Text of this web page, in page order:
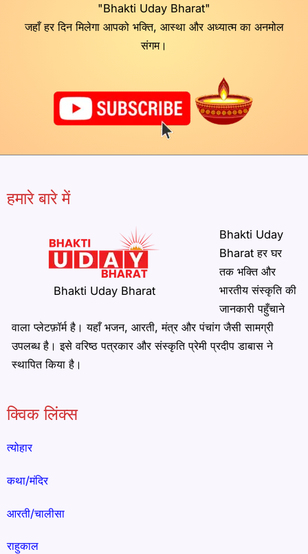
"Bhakti Uday Bharat"
जहाँ हर दिन मिलेगा आपको भक्ति, आस्था और अध्यात्म का अनमोल
संगम।
हमारे बारे में
Bhakti Uday Bharat
Bhakti Uday
Bharat हर घर
तक भक्ति और
भारतीय संस्कृति की
जानकारी पहुँचाने
वाला प्लेटफ़ॉर्म है। यहाँ भजन, आरती, मंत्र और पंचांग जैसी सामग्री
उपलब्ध है। इसे वरिष्ठ पत्रकार और संस्कृति प्रेमी प्रदीप डाबास ने
स्थापित किया है।
क्विक लिंक्स
त्योहार
कथा/मंदिर
आरती/चालीसा
राहुकाल